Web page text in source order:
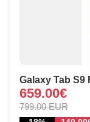
Galaxy Tab S9
659.00€
799.00 EUR